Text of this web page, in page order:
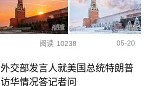
阅读 10238 05-20
外交部发言人就美国总统特朗普
访华情况答记者问